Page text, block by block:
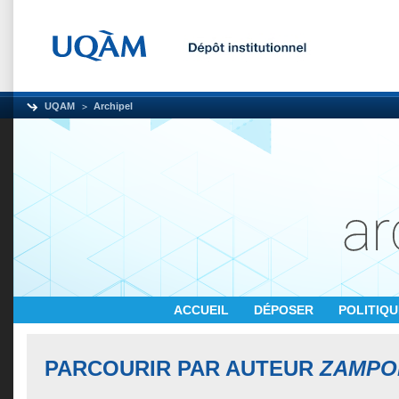
UQAM Archipel
ACCUEIL DÉPOSER
PARCOURIR PAR AUTEUR